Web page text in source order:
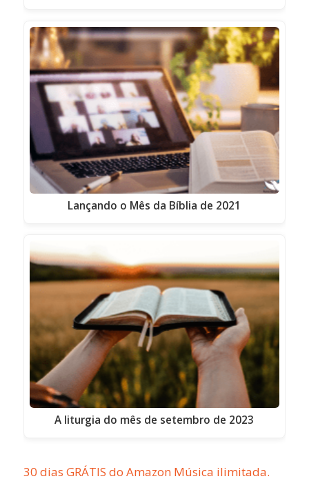
Lançando o Mês da Bíblia de 2021
A liturgia do mês de setembro de 2023
30 dias GRÁTIS do Amazon Música ilimitada.